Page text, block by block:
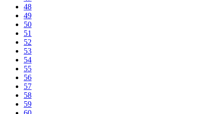
48
49
50
51
52
53
54
55
56
57
58
59